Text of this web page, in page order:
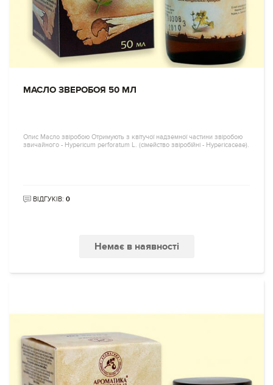
МАСЛО ЗВЕРОБОЯ 50 МЛ
Опис Масло звіробою Отримують з квітучої надземної частини звіробою
звичайного - Hypericum perforatum L. (сімейство звіробійні - Hypericaceae).
ВІДГУКІВ: 0
Немає в наявності